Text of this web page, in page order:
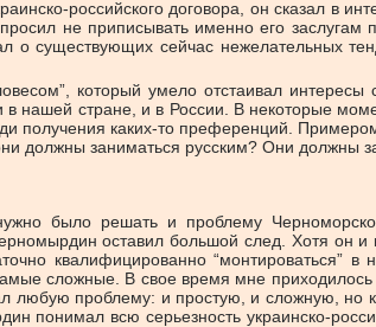
российского договора, он сказал
не приписывать именно его заслугам
существующих сейчас нежелательных
который умело отстаивал
нашей стране, и в России. В некоторые
получения каких-то преференций.
должны заниматься русским? Они
было решать и проблему
оставил большой след. Хотя он и
квалифицированно “монтироваться”
сложные. В свое время мне
любую проблему: и простую, и сложную, но
понимал всю серьезность украинско-